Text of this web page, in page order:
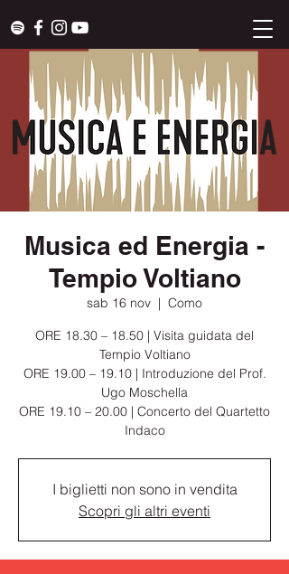
Musica ed Energia -
Tempio Voltiano
sab 16 nov
  |
Como
ORE 18.30 – 18.50 | Visita guidata del
Tempio Voltiano
ORE 19.00 – 19.10 | Introduzione del Prof.
Ugo Moschella
ORE 19.10 – 20.00 | Concerto del Quartetto
Indaco
I biglietti non sono in vendita
Scopri gli altri eventi